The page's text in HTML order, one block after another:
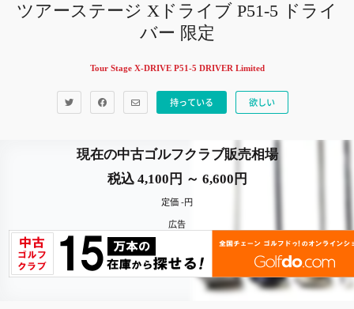
ツアーステージ Xドライブ P51-5 ドライ
バー 限定
Tour Stage X-DRIVE P51-5 DRIVER Limited
持っている 欲しい
現在の中古ゴルフクラブ販売相場
税込 4,100円 ～ 6,600円
定価 -円
広告